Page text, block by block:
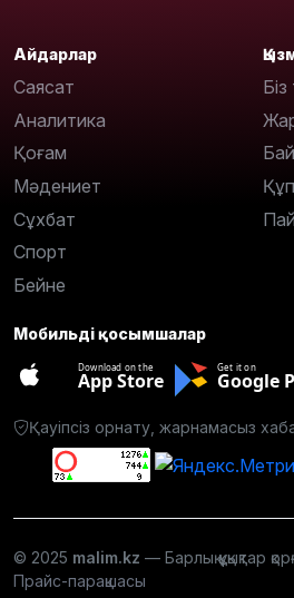
Айдарлар
Саясат
Аналитика
Қоғам
Мәдениет
Сұхбат
Спорт
Бейне
Мобильді қосымшалар
Download on the
App Store
Get it on
Google
Қауіпсіз орнату, жарнамасыз
© 2025 malim.kz — Барлық құқықтар
Прайс-парақшасы